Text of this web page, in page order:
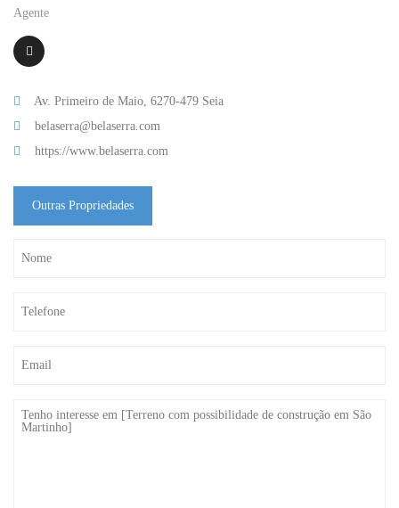
Agente
Av. Primeiro de Maio, 6270-479 Seia
belaserra@belaserra.com
https://www.belaserra.com
Outras Propriedades